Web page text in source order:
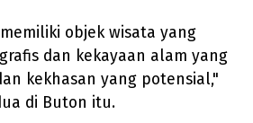
objek wisata yang
dan kekayaan alam yang
kekhasan yang potensial,"
di Buton itu.